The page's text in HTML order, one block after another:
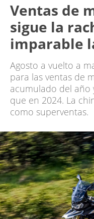
Ventas de
sigue la
imparable
Agosto a vuelto a
para las ventas de
acumulado del año
que en 2024. La
como superventas.